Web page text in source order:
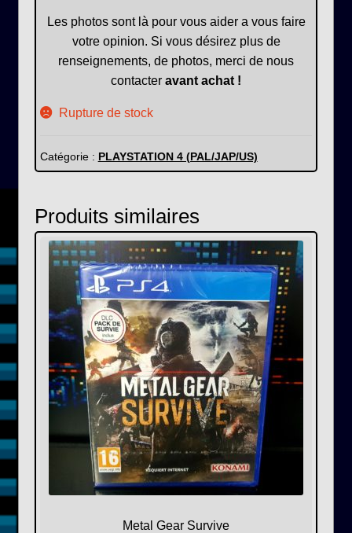
Les photos sont là pour vous aider a vous faire
votre opinion. Si vous désirez plus de
renseignements, de photos, merci de nous
contacter avant achat !
Rupture de stock
Catégorie : PLAYSTATION 4 (PAL/JAP/US)
Produits similaires
Metal Gear Survive